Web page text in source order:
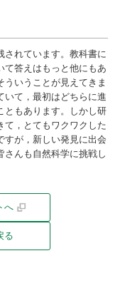
れています。教科書に
て答えはもっと他にもあ
いうことが見えてきま
いて，最初はどちらに進
ともあります。しかし研
て，とてもワクワクした
すが，新しい発見に出会
さんも自然科学に挑戦し
へ
る